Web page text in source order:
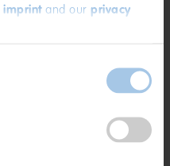
imprintand our privacy